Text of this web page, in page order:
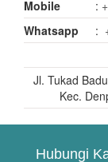
Mobile
:
Whatsapp
:
Jl. Tukad
Kec.
Hubungi